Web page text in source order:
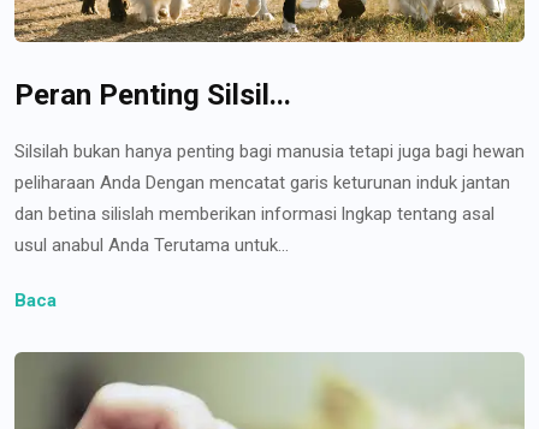
Peran Penting Silsil...
Silsilah bukan hanya penting bagi manusia tetapi juga bagi hewan
peliharaan Anda Dengan mencatat garis keturunan induk jantan
dan betina silislah memberikan informasi lngkap tentang asal
usul anabul Anda Terutama untuk...
Baca